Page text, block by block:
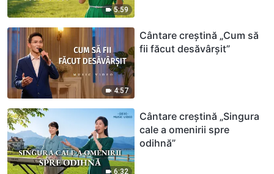
5:59
4:57
Cântare creștină „Cum să
fii făcut desăvârșit”
6:32
Cântare creștină „Singura
cale a omenirii spre
odihnă”